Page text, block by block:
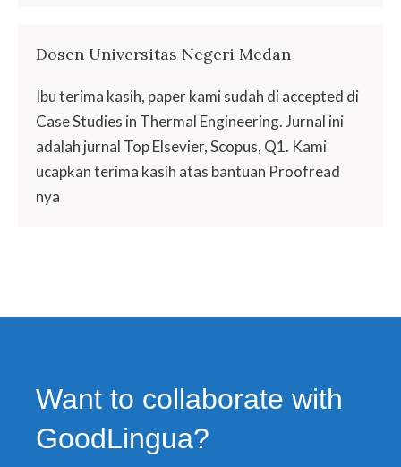
Dosen Universitas Negeri Medan
Ibu terima kasih, paper kami sudah di accepted di
Case Studies in Thermal Engineering. Jurnal ini
adalah jurnal Top Elsevier, Scopus, Q1. Kami
ucapkan terima kasih atas bantuan Proofread
nya
Want to collaborate with
GoodLingua?